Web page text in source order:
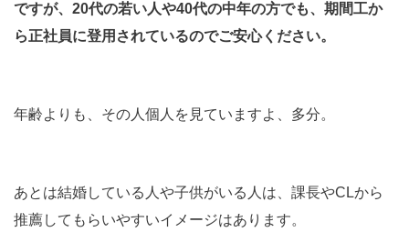
ですが、20代の若い人や40代の中年の方でも、期間工か
ら正社員に登用されているのでご安心ください。
年齢よりも、その人個人を見ていますよ、多分。
あとは結婚している人や子供がいる人は、課長やCLから
推薦してもらいやすいイメージはあります。